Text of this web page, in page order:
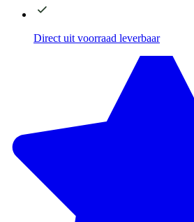
Direct uit voorraad leverbaar